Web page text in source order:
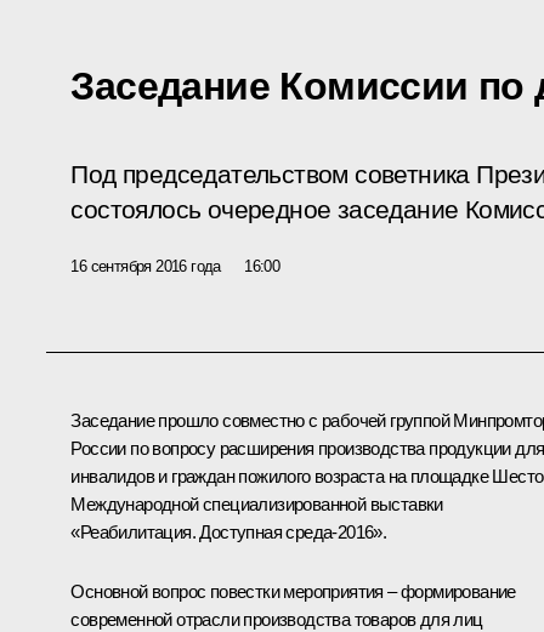
Заседание Комиссии
Под председательством советника
состоялось очередное заседание
16 сентября 2016 года 16:00
Заседание прошло совместно с рабочей группой
России по вопросу расширения производства продукции для
инвалидов и граждан пожилого возраста на площадке
Международной специализированной выставки
«Реабилитация. Доступная среда-2016».
Основной вопрос повестки мероприятия – формирование
современной отрасли производства товаров для лиц